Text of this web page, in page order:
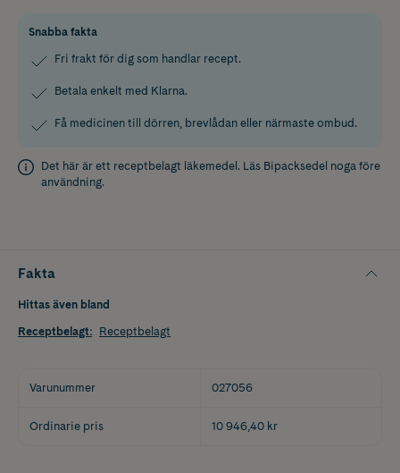
Snabba fakta
Fri frakt för dig som handlar recept.
Betala enkelt med Klarna.
Få medicinen till dörren, brevlådan eller närmaste ombud.
Det här är ett receptbelagt läkemedel. Läs Bipacksedel noga före
användning.
Fakta
Hittas även bland
Receptbelagt: Receptbelagt
Varunummer 027056
Ordinarie pris 10 946,40 kr